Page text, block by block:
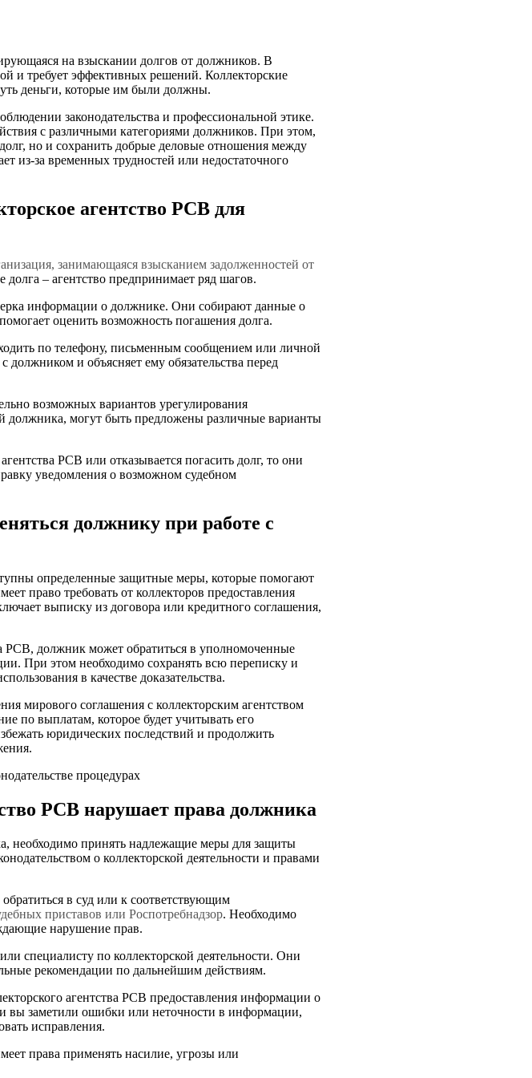
на взыскании долгов от должников. В
и требует эффективных решений. Коллекторские
деньги, которые им были должны.
законодательства и профессиональной этике.
с различными категориями должников. При этом,
долг, но и сохранить добрые деловые отношения между
из-за временных трудностей или недостаточного
агентство РСВ для
занимающаяся взысканием задолженностей от
– агентство предпринимает ряд шагов.
информации о должнике. Они собирают данные о
оценить возможность погашения долга.
по телефону, письменным сообщением или личной
должником и объясняет ему обязательства перед
возможных вариантов урегулирования
должника, могут быть предложены различные варианты
РСВ или отказывается погасить долг, то они
уведомления о возможном судебном
должнику при работе с
определенные защитные меры, которые помогают
право требовать от коллекторов предоставления
выписку из договора или кредитного соглашения,
РСВ, должник может обратиться в уполномоченные
При этом необходимо сохранять всю переписку и
в качестве доказательства.
мирового соглашения с коллекторским агентством
по выплатам, которое будет учитывать его
юридических последствий и продолжить
процедурах
РСВ нарушает права должника
необходимо принять надлежащие меры для защиты
о коллекторской деятельности и правами
в суд или к соответствующим
приставов или Роспотребнадзор. Необходимо
нарушение прав.
специалисту по коллекторской деятельности. Они
рекомендации по дальнейшим действиям.
агентства РСВ предоставления информации о
вы заметили ошибки или неточности в информации,
исправления.
права применять насилие, угрозы или